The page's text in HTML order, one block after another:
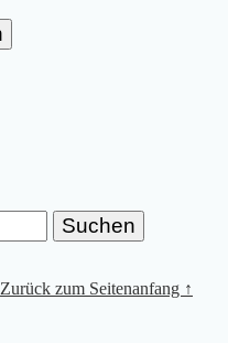
Zurück zum Seitenanfang ↑